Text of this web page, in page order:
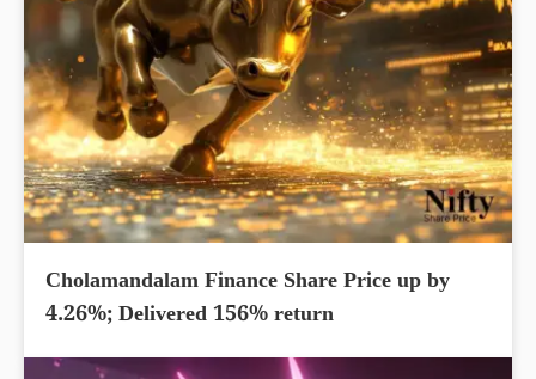
Cholamandalam Finance Share Price up by
4.26%; Delivered 156% return